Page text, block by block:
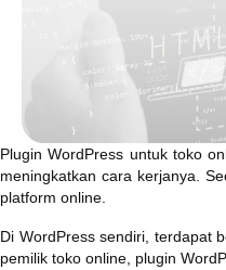
Plugin WordPress untuk toko
meningkatkan cara kerjanya.
platform online.
Di WordPress sendiri, terdapat
pemilik toko online, plugin